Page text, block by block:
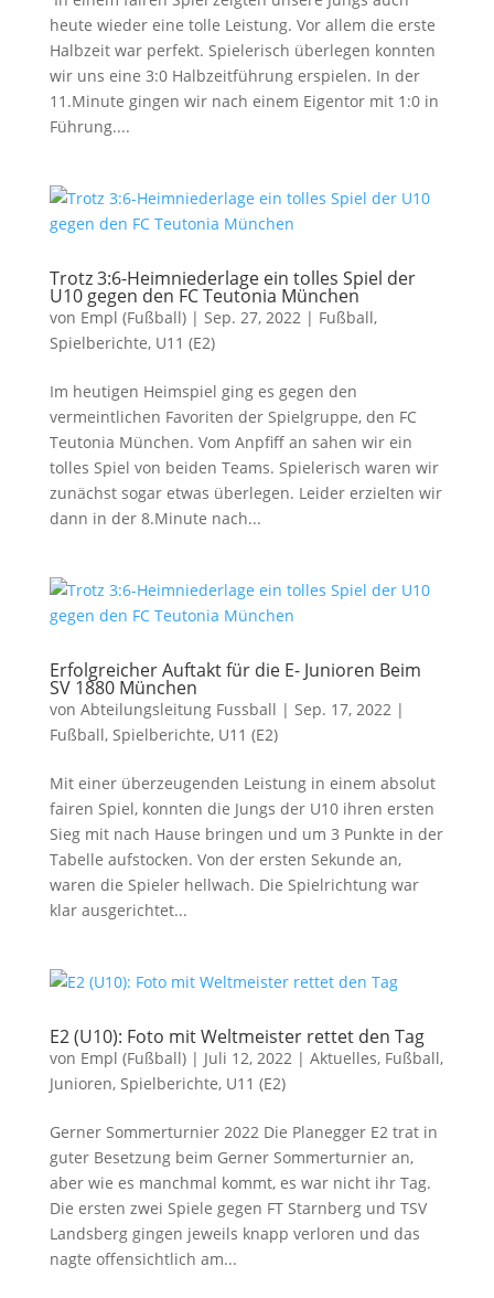
heute wieder eine tolle Leistung. Vor allem die erste
Halbzeit war perfekt. Spielerisch überlegen konnten
wir uns eine 3:0 Halbzeitführung erspielen. In der
11.Minute gingen wir nach einem Eigentor mit 1:0 in
Führung....
Trotz 3:6-Heimniederlage ein tolles Spiel der
U10 gegen den FC Teutonia München
von Empl (Fußball)| Sep. 27, 2022| Fußball,
Spielberichte, U11 (E2)
Im heutigen Heimspiel ging es gegen den
vermeintlichen Favoriten der Spielgruppe, den FC
Teutonia München. Vom Anpfiff an sahen wir ein
tolles Spiel von beiden Teams. Spielerisch waren wir
zunächst sogar etwas überlegen. Leider erzielten wir
dann in der 8.Minute nach...
Erfolgreicher Auftakt für die E- Junioren Beim
SV 1880 München
von Abteilungsleitung Fussball | Sep. 17, 2022|
Fußball, Spielberichte, U11 (E2)
Mit einer überzeugenden Leistung in einem absolut
fairen Spiel, konnten die Jungs der U10 ihren ersten
Sieg mit nach Hause bringen und um 3 Punkte in der
Tabelle aufstocken. Von der ersten Sekunde an,
waren die Spieler hellwach. Die Spielrichtung war
klar ausgerichtet...
E2 (U10): Foto mit Weltmeister rettet den Tag
von Empl (Fußball)| Juli 12, 2022| Aktuelles, Fußball,
Junioren, Spielberichte, U11 (E2)
Gerner Sommerturnier 2022 Die Planegger E2 trat in
guter Besetzung beim Gerner Sommerturnier an,
aber wie es manchmal kommt, es war nicht ihr Tag.
Die ersten zwei Spiele gegen FT Starnberg und TSV
Landsberg gingen jeweils knapp verloren und das
nagte offensichtlich am...